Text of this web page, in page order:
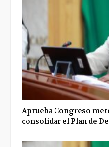
Aprueba Congreso
consolidar el Plan de